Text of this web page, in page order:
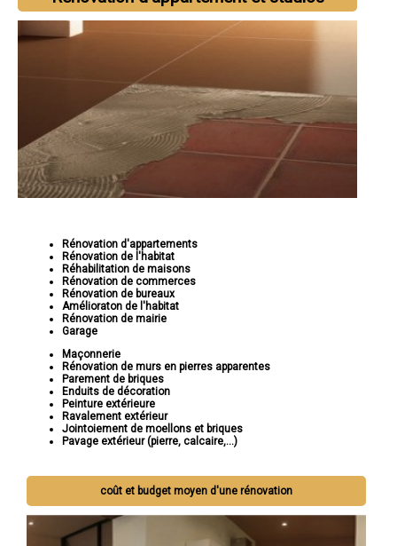
Rénovation d'appartements
Rénovation de l'habitat
Réhabilitation de maisons
Rénovation de commerces
Rénovation de bureaux
Amélioraton de l'habitat
Rénovation de mairie
Garage
Maçonnerie
Rénovation de murs en pierres apparentes
Parement de briques
Enduits de décoration
Peinture extérieure
Ravalement extérieur
Jointoiement de moellons et briques
Pavage extérieur (pierre, calcaire,...)
Si vous cherchez à rénover votre maison pour la rendre plus
belle, fonctionnelle et adaptée à vos besoins, Socorebat est là
pour vous. Contactez-nous dès aujourd'hui pour discuter de votre
projet et laissez-nous vous montrer comment nous pouvons
réaliser votre vision de rénovation.
coût et budget moyen d'une rénovation